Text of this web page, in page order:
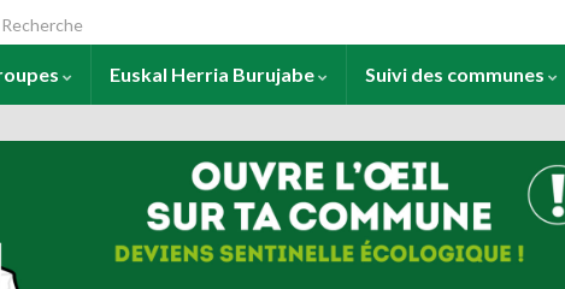
Search for:
Euskal Herria Burujabe Suivi des communes